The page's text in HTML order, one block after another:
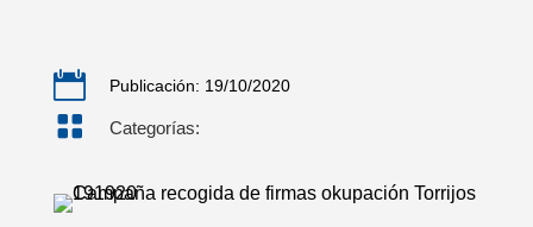
 Publicación: 19/10/2020
 Categorías: